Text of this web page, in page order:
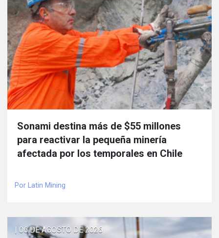
Sonami destina más de $55 millones
para reactivar la pequeña minería
afectada por los temporales en Chile
Por Latin Mining
| 06 DE AGOSTO DE 2026